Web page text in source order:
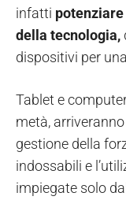
infatti potenziare
della tecnologia,
dispositivi per
Tablet e
metà,
gestione della
indossabili e
impiegate solo